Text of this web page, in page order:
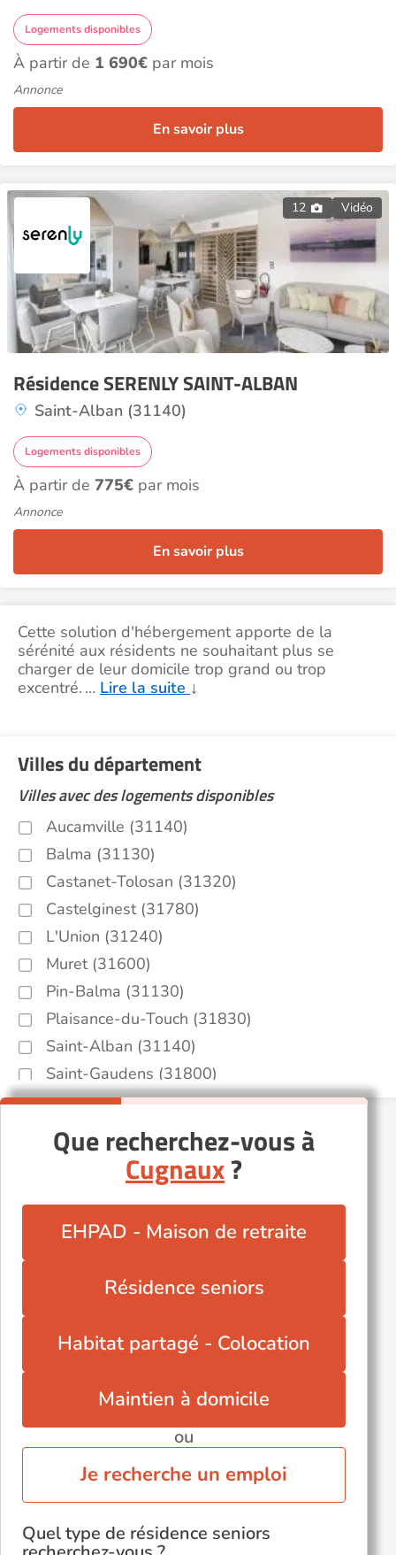
Logements disponibles
À partir de 1 690€ par mois
Annonce
En savoir plus
12 Vidéo
Résidence SERENLY SAINT-ALBAN
Saint-Alban (31140)
Logements disponibles
À partir de 775€ par mois
Annonce
En savoir plus
Cette solution d'hébergement apporte de la
sérénité aux résidents ne souhaitant plus se
charger de leur domicile trop grand ou trop
excentré. … Lire la suite ↓
Villes du département
Villes avec des logements disponibles
Aucamville (31140)
Balma (31130)
Castanet-Tolosan (31320)
Castelginest (31780)
L'Union (31240)
Muret (31600)
Pin-Balma (31130)
Plaisance-du-Touch (31830)
Saint-Alban (31140)
Saint-Gaudens (31800)
Saint-Orens-de-Gameville (31650)
Salies-du-Salat (31260)
Toulouse (31000)
Autres villes du département
Aurignac (31420)
Le Fousseret (31430)
Ramonville-Saint-Agne (31520)
Revel (31250)
Saint-Plancard (31580)
Que recherchez-vous à
Cugnaux?
EHPAD - Maison de retraite
Résidence seniors
Habitat partagé - Colocation
Maintien à domicile
ou
Je recherche un emploi
Quel type de résidence seniors